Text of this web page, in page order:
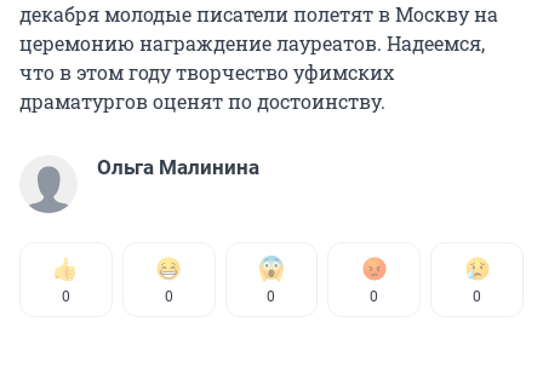
декабря молодые писатели полетят в Москву на
церемонию награждение лауреатов. Надеемся,
что в этом году творчество уфимских
драматургов оценят по достоинству.
Ольга Малинина
0 0 0 0 0